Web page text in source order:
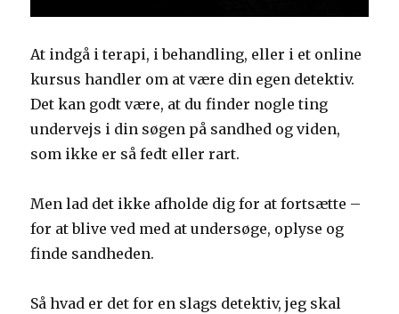
At indgå i terapi, i behandling, eller i et online
kursus handler om at være din egen detektiv.
Det kan godt være, at du finder nogle ting
undervejs i din søgen på sandhed og viden,
som ikke er så fedt eller rart.
Men lad det ikke afholde dig for at fortsætte –
for at blive ved med at undersøge, oplyse og
finde sandheden.
Så hvad er det for en slags detektiv, jeg skal